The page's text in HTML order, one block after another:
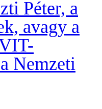
Péter, a
avagy a
Nemzeti